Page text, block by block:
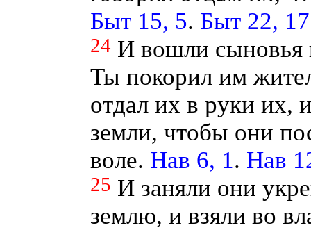
Быт 15, 5. Быт 22, 17
24 И вошли сыновья
Ты покорил им
отдал их в руки их,
земли, чтобы они
воле. Нав 6, 1. Нав
25 И заняли они
землю, и взяли во